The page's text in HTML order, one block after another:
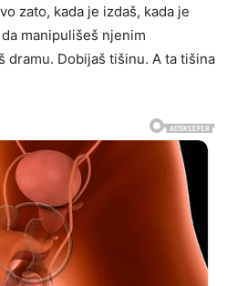
zato, kada je izdaš, kada je
manipulišeš njenim
dramu. Dobijaš tišinu. A ta tišina